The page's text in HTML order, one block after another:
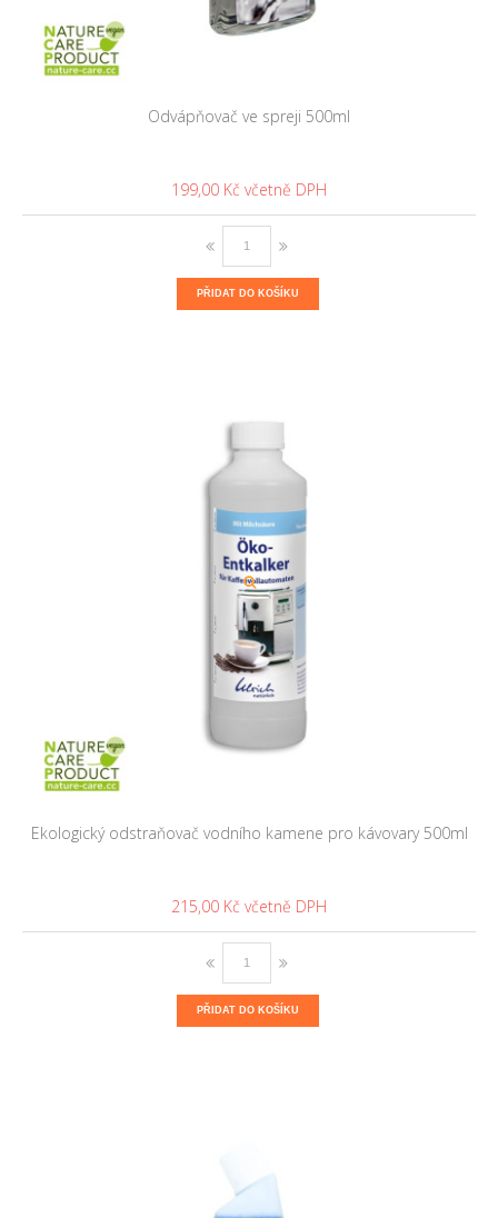
Odvápňovač ve spreji 500ml
199,00 Kč
PŘIDAT DO KOŠÍKU
Ekologický odstraňovač vodního kamene pro kávovary 500ml
215,00 Kč
PŘIDAT DO KOŠÍKU